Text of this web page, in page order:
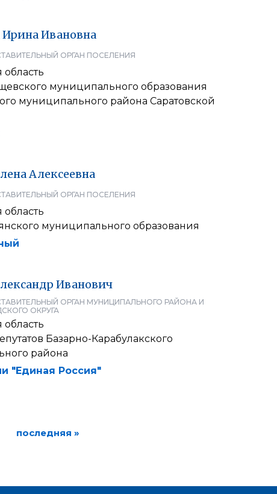
ИринаИвановна
ОРГАН ПОСЕЛЕНИЯ
область
муниципального образования
муниципального района Саратовской
Алексеевна
ОРГАН ПОСЕЛЕНИЯ
область
муниципального образования
Иванович
ОРГАН МУНИЦИПАЛЬНОГО РАЙОНА И
ОКРУГА
область
Базарно-Карабулакского
района
"Единая Россия"
последняя »